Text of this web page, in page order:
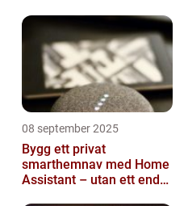
08 september 2025
Bygg ett privat
smarthemnav med Home
Assistant – utan ett enda